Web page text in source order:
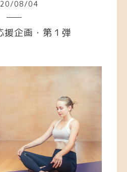
/08/04
援企画・第１弾